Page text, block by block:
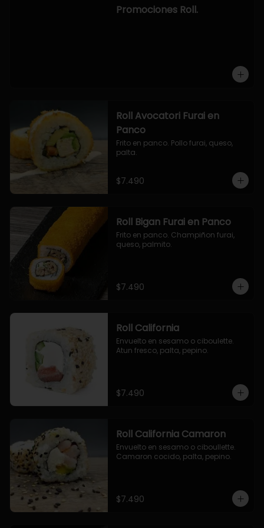
OPCION2:
- salmon, queso, palta, envuelto en
Promociones Roll.
Roll Avocatori Furai en
Panco
Frito en panco. Pollo furai, queso,
palta.
$7.490
Roll Bigan Furai en Panco
Frito en panco. Champiñon furai,
queso, palmito.
$7.490
Roll California
Envuelto en sesamo o ciboulette.
Atun fresco, palta, pepino.
$7.490
Roll California Camaron
Envuelto en sesamo o ciboullette.
Camaron cocido, palta, pepino.
$7.490